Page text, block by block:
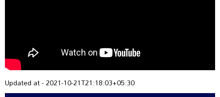
Updated at - 2021-10-21T21:18:03+05:30